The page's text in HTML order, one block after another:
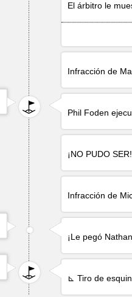
El árbitro le
Infracción de
Phil Foden
¡NO PUDO SER!
Infracción de
¡Le pegó
⊾ Tiro de